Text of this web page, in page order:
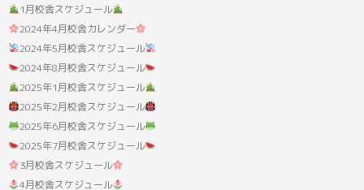
1月校舎スケジュール
2024年4月校舎カレンダー
2024年5月校舎スケジュール
2024年8月校舎スケジュール
2025年1月校舎スケジュール
2025年2月校舎スケジュール
2025年6月校舎スケジュール
2025年7月校舎スケジュール
3月校舎スケジュール
4月校舎スケジュール